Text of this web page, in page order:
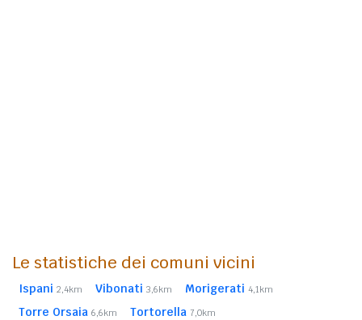
Le statistiche dei comuni vicini
Ispani 2,4km Vibonati 3,6km Morigerati 4,1km
Torre Orsaia 6,6km Tortorella 7,0km